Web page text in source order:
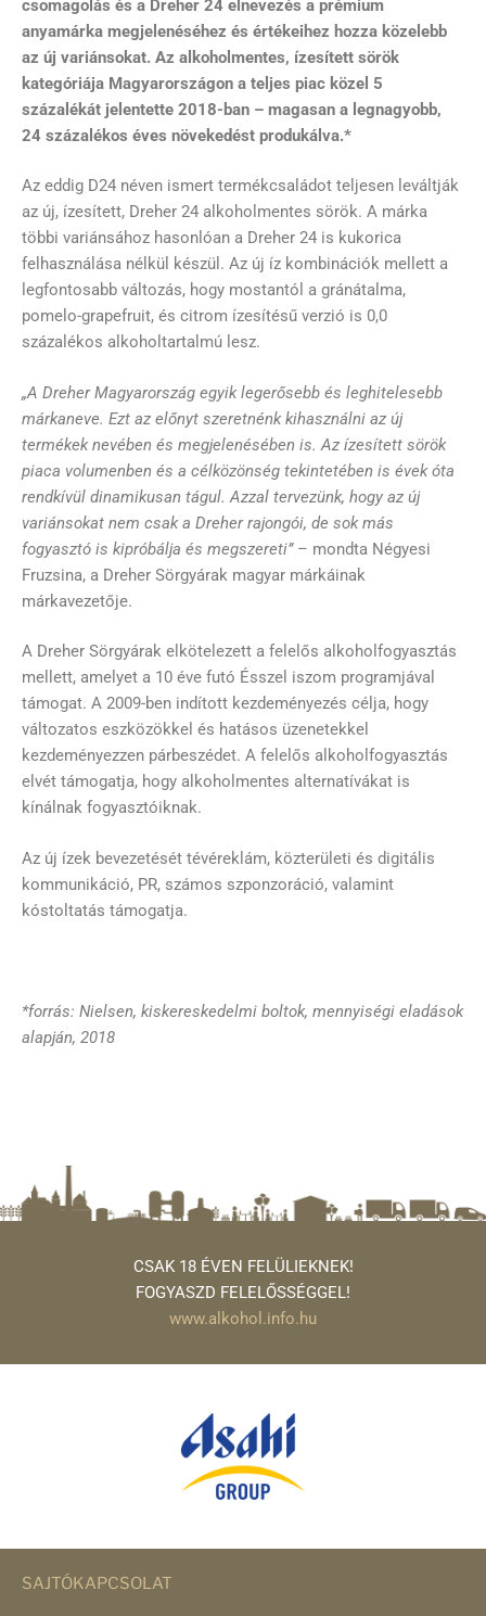
csomagolás és a Dreher 24 elnevezés a prémium
anyamárka megjelenéséhez és értékeihez hozza közelebb
az új variánsokat. Az alkoholmentes, ízesített sörök
kategóriája Magyarországon a teljes piac közel 5
százalékát jelentette 2018-ban – magasan a legnagyobb,
24 százalékos éves növekedést produkálva.*
Az eddig D24 néven ismert termékcsaládot teljesen leváltják
az új, ízesített, Dreher 24 alkoholmentes sörök. A márka
többi variánsához hasonlóan a Dreher 24 is kukorica
felhasználása nélkül készül. Az új íz kombinációk mellett a
legfontosabb változás, hogy mostantól a gránátalma,
pomelo-grapefruit, és citrom ízesítésű verzió is 0,0
százalékos alkoholtartalmú lesz.
„A Dreher Magyarország egyik legerősebb és leghitelesebb
márkaneve. Ezt az előnyt szeretnénk kihasználni az új
termékek nevében és megjelenésében is. Az ízesített sörök
piaca volumenben és a célközönség tekintetében is évek óta
rendkívül dinamikusan tágul. Azzal tervezünk, hogy az új
variánsokat nem csak a Dreher rajongói, de sok más
fogyasztó is kipróbálja és megszereti”– mondta Négyesi
Fruzsina, a Dreher Sörgyárak magyar márkáinak
márkavezetője.
A Dreher Sörgyárak elkötelezett a felelős alkoholfogyasztás
mellett, amelyet a 10 éve futó Ésszel iszom programjával
támogat. A 2009-ben indított kezdeményezés célja, hogy
változatos eszközökkel és hatásos üzenetekkel
kezdeményezzen párbeszédet. A felelős alkoholfogyasztás
elvét támogatja, hogy alkoholmentes alternatívákat is
kínálnak fogyasztóiknak.
Az új ízek bevezetését tévéreklám, közterületi és digitális
kommunikáció, PR, számos szponzoráció, valamint
kóstoltatás támogatja.
*forrás: Nielsen, kiskereskedelmi boltok, mennyiségi eladások
alapján, 2018
CSAK 18 ÉVEN FELÜLIEKNEK!
FOGYASZD FELELŐSSÉGGEL!
www.alkohol.info.hu
SAJTÓKAPCSOLAT